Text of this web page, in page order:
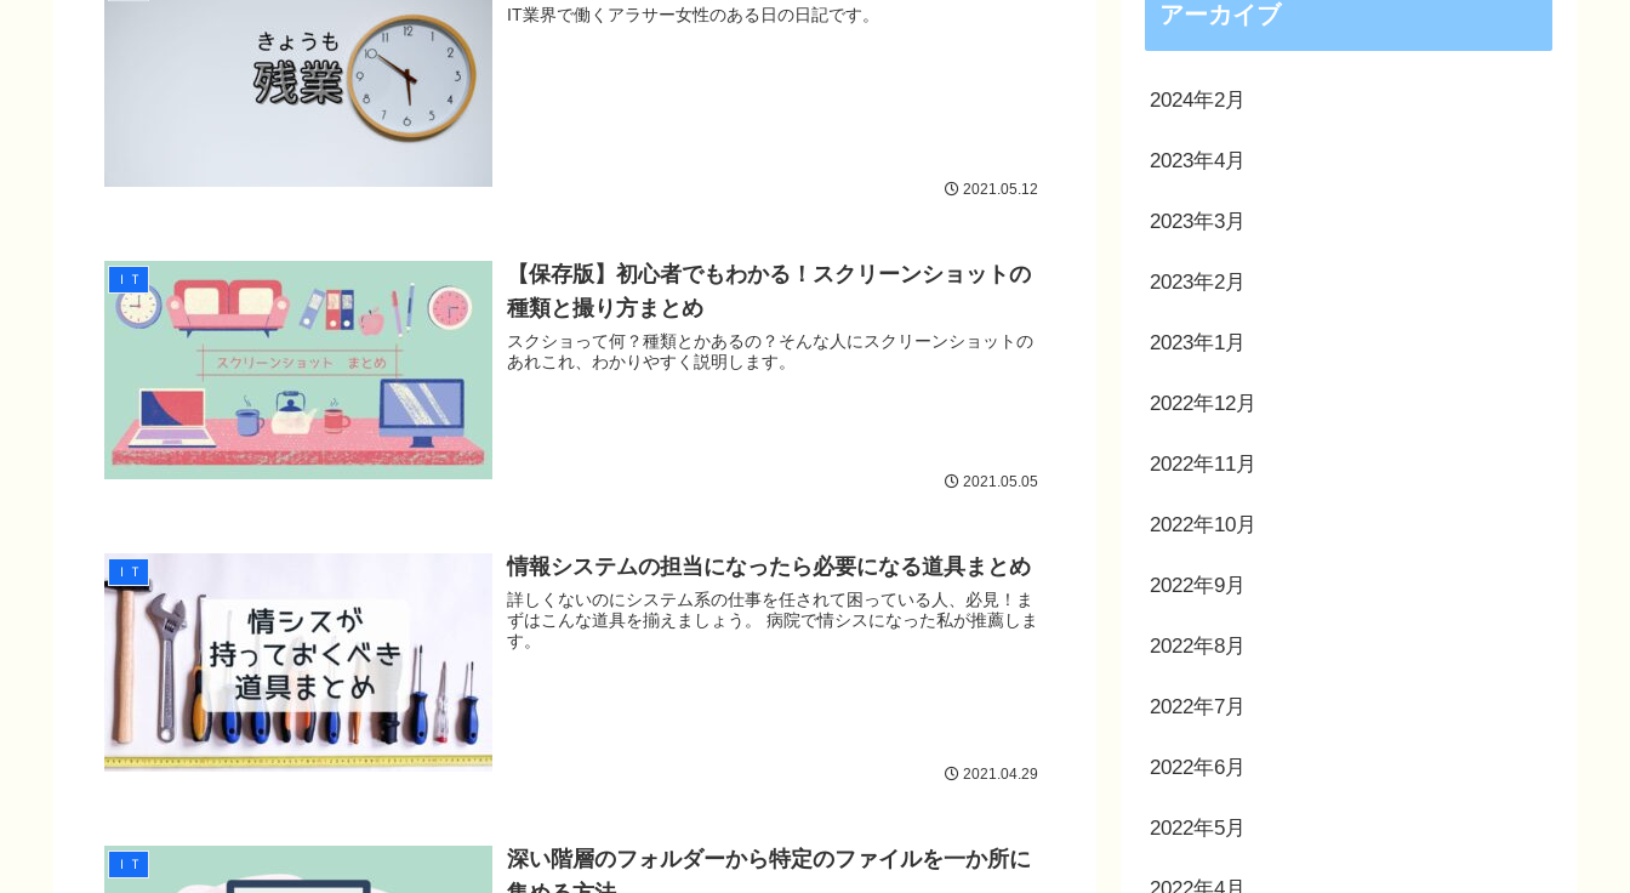
IT業界で働くアラサー女性のある日の日記です。
2021.05.12
ＩＴ
【保存版】初心者でもわかる！スクリーンショットの
種類と撮り方まとめ
スクショって何？種類とかあるの？そんな人にスクリーンショットの
あれこれ、わかりやすく説明します。
2021.05.05
ＩＴ 情報システムの担当になったら必要になる道具まとめ
詳しくないのにシステム系の仕事を任されて困っている人、必見！ま
ずはこんな道具を揃えましょう。 病院で情シスになった私が推薦しま
す。
2021.04.29
ＩＴ
深い階層のフォルダーから特定のファイルを一か所に
アーカイブ
2024年2月
2023年4月
2023年3月
2023年2月
2023年1月
2022年12月
2022年11月
2022年10月
2022年9月
2022年8月
2022年7月
2022年6月
2022年5月